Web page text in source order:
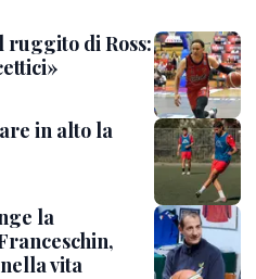
di Ross:
in alto la
la
vita